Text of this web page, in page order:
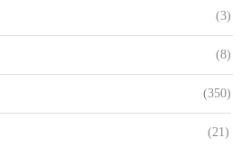
(3)
(8)
(350)
(21)